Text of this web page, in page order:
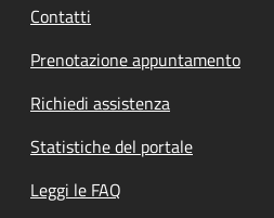
Contatti
Prenotazione appuntamento
Richiedi assistenza
Statistiche del portale
Leggi le FAQ